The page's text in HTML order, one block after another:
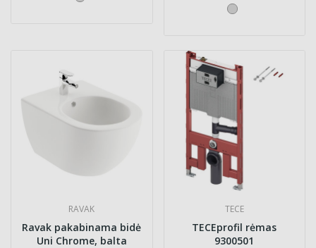
RAVAK
Ravak pakabinama bidė
Uni Chrome, balta
TECE
TECEprofil rėmas
9300501